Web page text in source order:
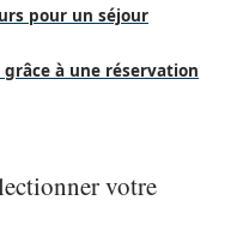
pour un séjour
à une réservation
votre